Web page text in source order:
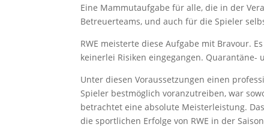
Eine Mammutaufgabe für alle, die in der
Betreuerteams, und auch für die Spieler
RWE meisterte diese Aufgabe mit Bravour.
keinerlei Risiken eingegangen.
Unter diesen Voraussetzungen einen
Spieler bestmöglich voranzutreiben, war
betrachtet eine absolute Meisterleistung.
die sportlichen Erfolge von RWE in der